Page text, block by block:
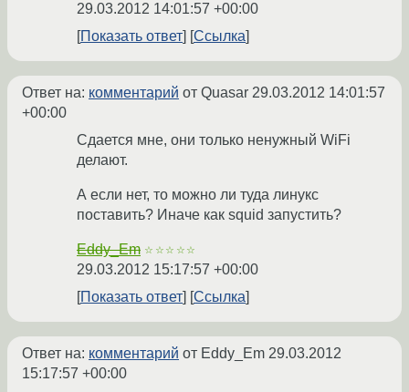
29.03.2012 14:01:57 +00:00
Показать ответ
Ссылка
Ответ на: комментарий от Quasar 29.03.2012 14:01:57
+00:00
Сдается мне, они только ненужный WiFi
делают.
А если нет, то можно ли туда линукс
поставить? Иначе как squid запустить?
Eddy_Em ☆☆☆☆☆
29.03.2012 15:17:57 +00:00
Показать ответ
Ссылка
Ответ на: комментарий от Eddy_Em 29.03.2012
15:17:57 +00:00